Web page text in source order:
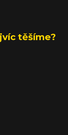
těšíme?